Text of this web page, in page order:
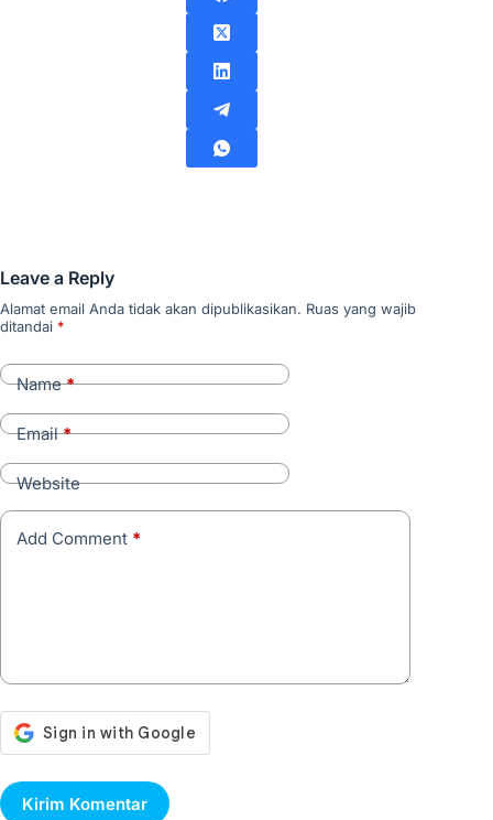
Leave a Reply
Alamat email Anda tidak akan dipublikasikan. Ruas yang wajib
ditandai *
Name*
Email*
Website
Add Comment *
Kirim Komentar